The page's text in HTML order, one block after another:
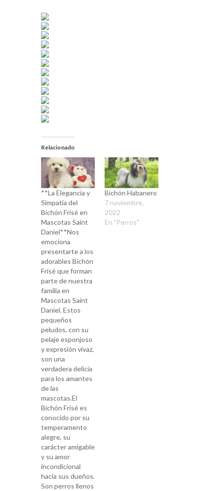
Relacionado
**La Elegancia y
Simpatía del
Bichón Frisé en
Mascotas Saint
Daniel**Nos
emociona
presentarte a los
adorables Bichón
Frisé que forman
parte de nuestra
familia en
Mascotas Saint
Daniel. Estos
pequeños
peludos, con su
pelaje esponjoso
y expresión vivaz,
son una
verdadera delicia
para los amantes
de las
mascotas.El
Bichón Frisé es
conocido por su
temperamento
alegre, su
carácter amigable
y su amor
incondicional
hacia sus dueños.
Son perros llenos
Bichón Habanero
7 noviembre,
2022
En "Perros"